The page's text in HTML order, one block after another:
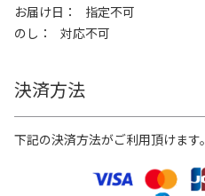
お届け日
指定不可
のし
対応不可
決済方法
下記の決済方法がご利用頂けます。